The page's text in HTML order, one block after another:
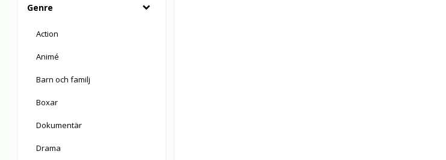
Genre
Action
Animé
Barn och familj
Boxar
Dokumentär
Drama